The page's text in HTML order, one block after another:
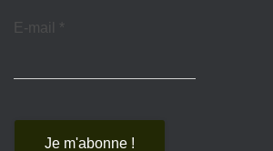
E-mail *